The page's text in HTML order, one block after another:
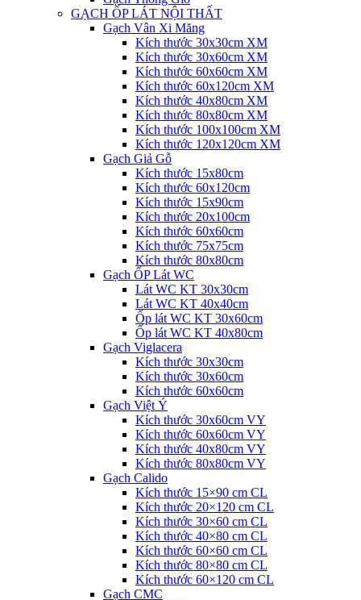
GẠCH ỐP LÁT NỘI THẤT
Gạch Vân Xi Măng
Kích thước 30x30cm XM
Kích thước 30x60cm XM
Kích thước 60x60cm XM
Kích thước 60x120cm XM
Kích thước 40x80cm XM
Kích thước 80x80cm XM
Kích thước 100x100cm XM
Kích thước 120x120cm XM
Gạch Giả Gỗ
Kích thước 15x80cm
Kích thước 60x120cm
Kích thước 15x90cm
Kích thước 20x100cm
Kích thước 60x60cm
Kích thước 75x75cm
Kích thước 80x80cm
Gạch ỐP Lát WC
Lát WC KT 30x30cm
Lát WC KT 40x40cm
Ốp lát WC KT 30x60cm
Ốp lát WC KT 40x80cm
Gạch Viglacera
Kích thước 30x30cm
Kích thước 30x60cm
Kích thước 60x60cm
Gạch Việt Ý
Kích thước 30x60cm VY
Kích thước 60x60cm VY
Kích thước 40x80cm VY
Kích thước 80x80cm VY
Gạch Calido
Kích thước 15×90 cm CL
Kích thước 20×120 cm CL
Kích thước 30×60 cm CL
Kích thước 40×80 cm CL
Kích thước 60×60 cm CL
Kích thước 80×80 cm CL
Kích thước 60×120 cm CL
Gạch CMC